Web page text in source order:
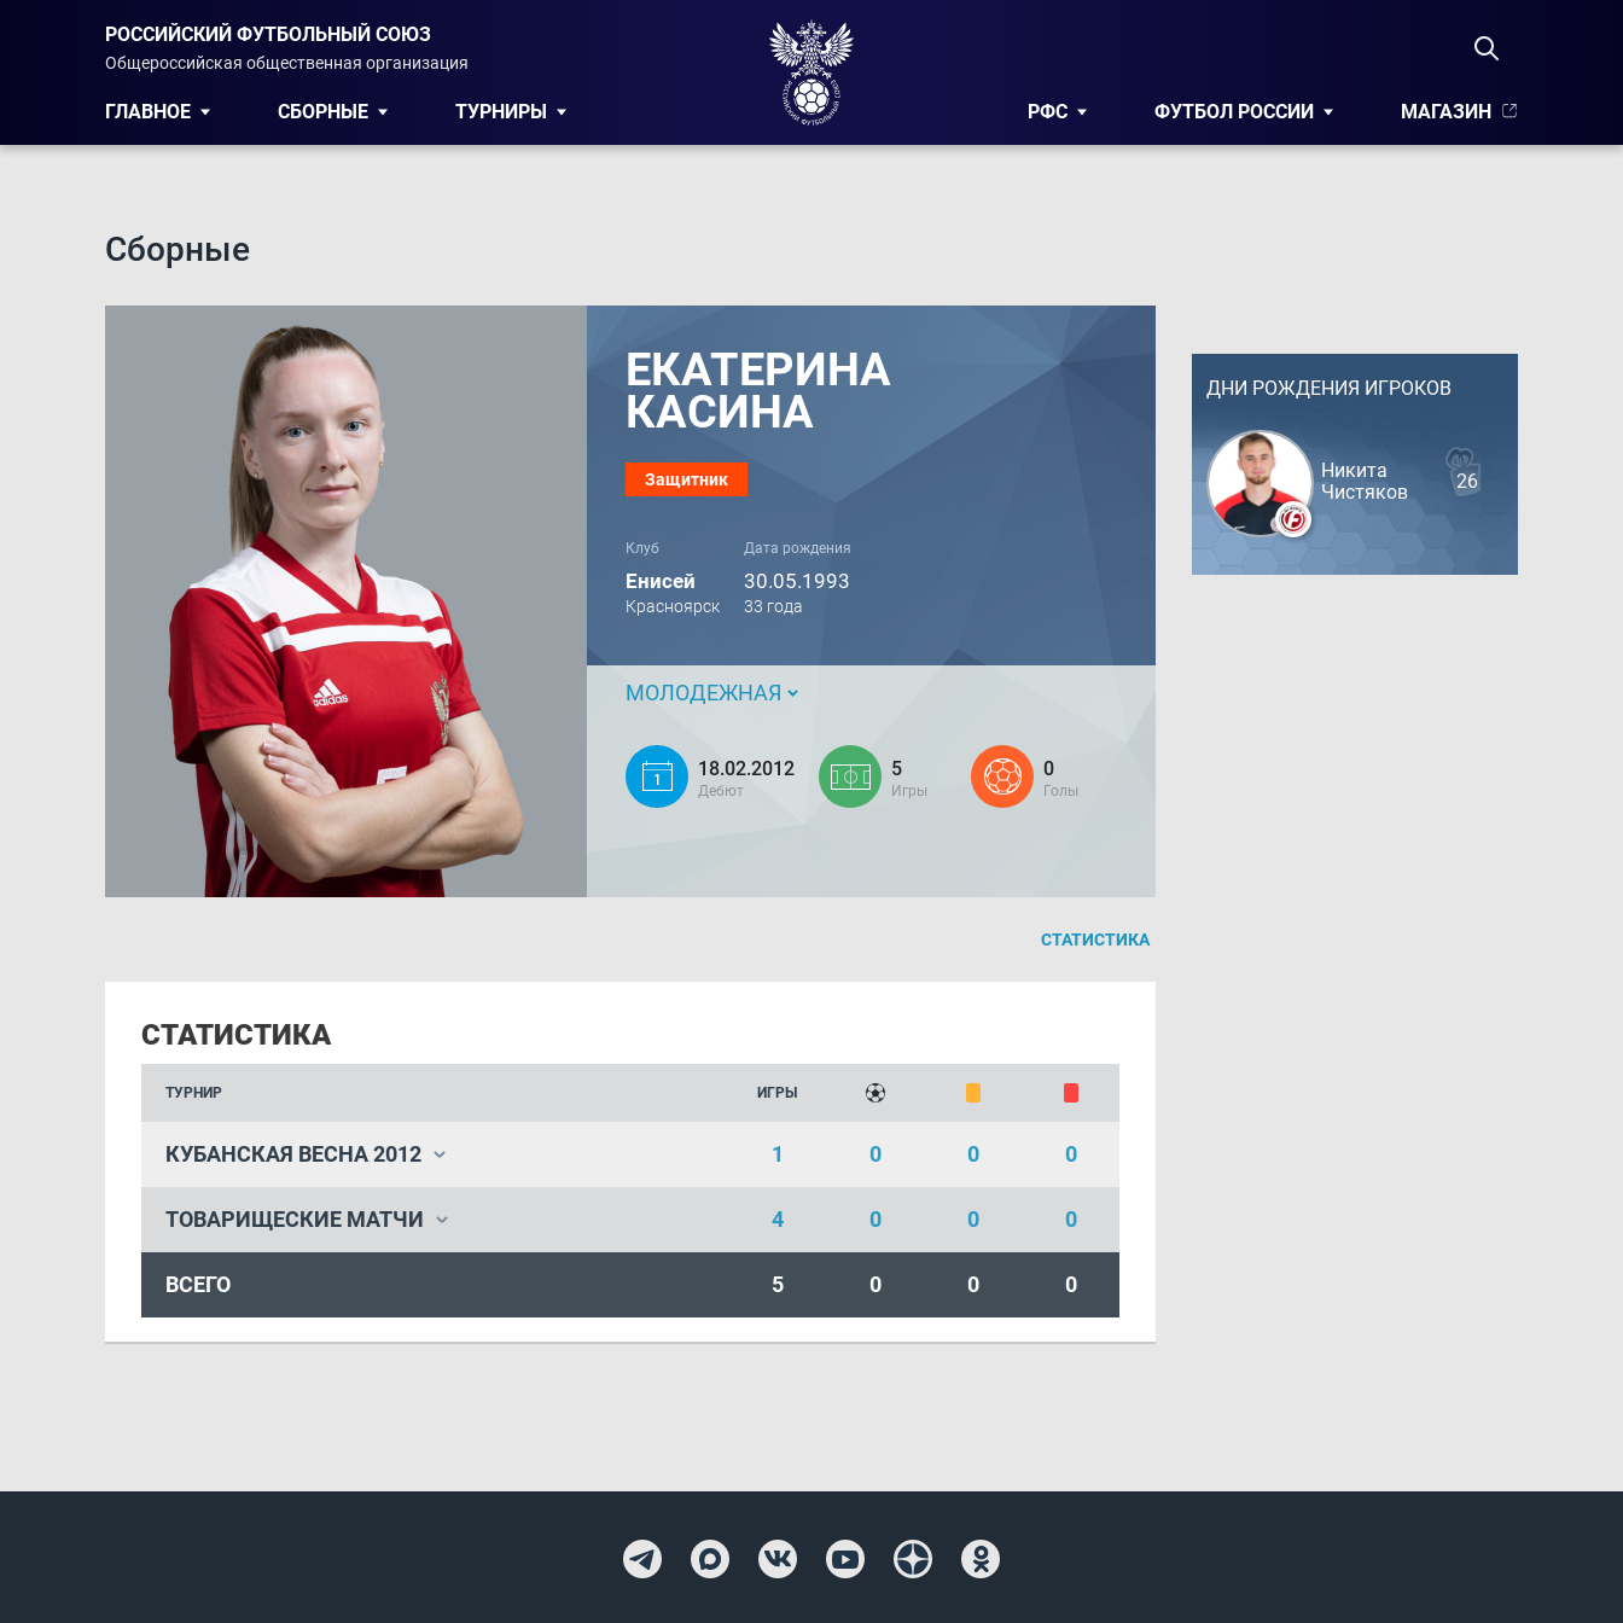
РОССИЙСКИЙ ФУТБОЛЬНЫЙ СОЮЗ
Общероссийская общественная организация
ГЛАВНОЕ СБОРНЫЕ ТУРНИРЫ РФС ФУТБОЛ РОССИИ МАГАЗИН
Сборные
ЕКАТЕРИНА
КАСИНА
Защитник
Клуб
Енисей
Красноярск
Дата рождения
30.05.1993
33 года
МОЛОДЕЖНАЯ
18.02.2012
Дебют
5
Игры
0
Голы
СТАТИСТИКА
СТАТИСТИКА
ТУРНИР ИГРЫ
КУБАНСКАЯ ВЕСНА 2012 1 0 0 0
ТОВАРИЩЕСКИЕ МАТЧИ 4 0 0 0
ВСЕГО 5 0 0 0
ДНИ РОЖДЕНИЯ ИГРОКОВ
Никита
Чистяков
26